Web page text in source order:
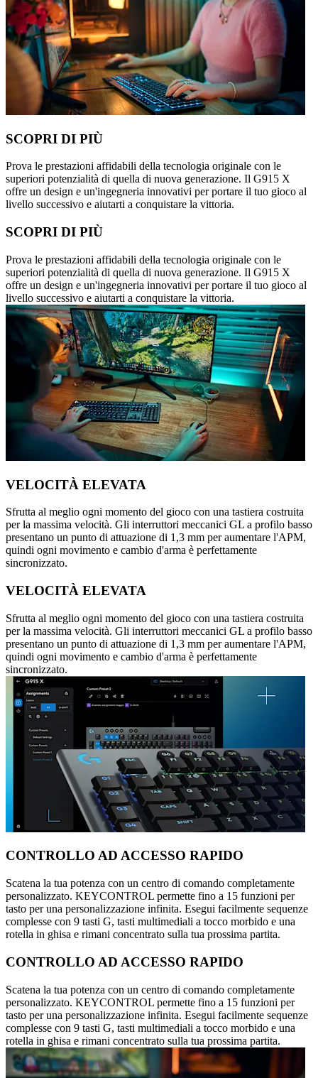
SCOPRI DI PIÙ
Prova le prestazioni affidabili della tecnologia originale con le
superiori potenzialità di quella di nuova generazione. Il G915 X
offre un design e un'ingegneria innovativi per portare il tuo gioco al
livello successivo e aiutarti a conquistare la vittoria.
SCOPRI DI PIÙ
Prova le prestazioni affidabili della tecnologia originale con le
superiori potenzialità di quella di nuova generazione. Il G915 X
offre un design e un'ingegneria innovativi per portare il tuo gioco al
livello successivo e aiutarti a conquistare la vittoria.
VELOCITÀ ELEVATA
Sfrutta al meglio ogni momento del gioco con una tastiera costruita
per la massima velocità. Gli interruttori meccanici GL a profilo basso
presentano un punto di attuazione di 1,3 mm per aumentare l'APM,
quindi ogni movimento e cambio d'arma è perfettamente
sincronizzato.
VELOCITÀ ELEVATA
Sfrutta al meglio ogni momento del gioco con una tastiera costruita
per la massima velocità. Gli interruttori meccanici GL a profilo basso
presentano un punto di attuazione di 1,3 mm per aumentare l'APM,
quindi ogni movimento e cambio d'arma è perfettamente
sincronizzato.
CONTROLLO AD ACCESSO RAPIDO
Scatena la tua potenza con un centro di comando completamente
personalizzato. KEYCONTROL permette fino a 15 funzioni per
tasto per una personalizzazione infinita. Esegui facilmente sequenze
complesse con 9 tasti G, tasti multimediali a tocco morbido e una
rotella in ghisa e rimani concentrato sulla tua prossima partita.
CONTROLLO AD ACCESSO RAPIDO
Scatena la tua potenza con un centro di comando completamente
personalizzato. KEYCONTROL permette fino a 15 funzioni per
tasto per una personalizzazione infinita. Esegui facilmente sequenze
complesse con 9 tasti G, tasti multimediali a tocco morbido e una
rotella in ghisa e rimani concentrato sulla tua prossima partita.